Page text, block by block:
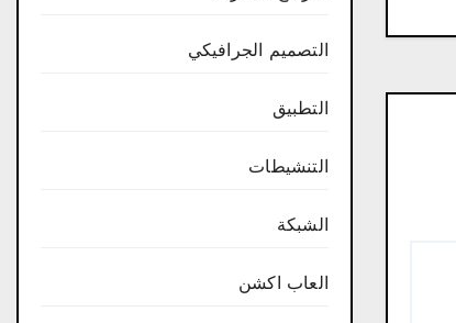
التصميم الجرافيكي
التطبيق
التنشيطات
الشبكة
العاب اكشن